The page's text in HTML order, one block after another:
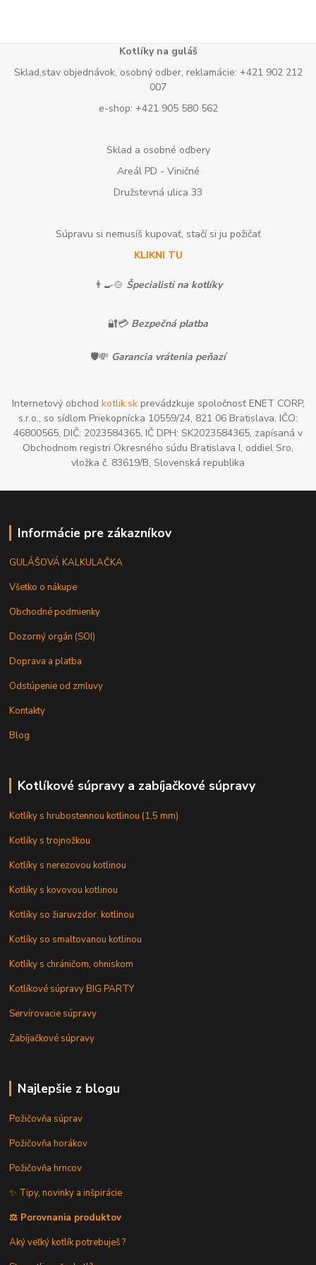
Kotlíky na guláš
Sklad,stav objednávok, osobný odber, reklamácie: +421 902 212
007
e-shop: +421 905 580 562
Sklad a osobné odbery
Areál PD - Viničné
Družstevná ulica 33
Súpravu si nemusíš kupovať, stačí si ju požičať
KLIKNI TU
👨‍🍳🍲 Špecialisti na kotlíky
🔐💳 Bezpečná platba
🛡️💸 Garancia vrátenia peňazí
Internetový obchod kotlik.skprevádzkuje spoločnosť ENET CORP,
s.r.o., so sídlom Priekopnícka 10559/24, 821 06 Bratislava, IČO:
46800565, DIČ: 2023584365, IČ DPH: SK2023584365, zapísaná v
Obchodnom registri Okresného súdu Bratislava I, oddiel Sro,
vložka č. 83619/B, Slovenská republika
Informácie pre zákazníkov
GULÁŠOVÁ KALKULAČKA
Všetko o nákupe
Obchodné podmienky
Dozorný orgán (SOI)
Doprava a platba
Odstúpenie od zmluvy
Kontakty
Blog
Kotlíkové súpravy a zabíjačkové súpravy
Kotlíky s hrubostennou kotlinou (1,5 mm)
Kotlíky s trojnožkou
Kotlíky s nerezovou kotlinou
Kotlíky s kovovou kotlinou
Kotlíky so žiaruvzdor. kotlinou
Kotlíky so smaltovanou kotlinou
Kotlíky s chráničom, ohniskom
Kotlíkové súpravy BIG PARTY
Servírovacie súpravy
Zabíjačkové súpravy
Najlepšie z blogu
Požičovňa súprav
Požičovňa horákov
Požičovňa hrncov
✨ Tipy, novinky a inšpirácie
⚖️ Porovnania produktov
Aký veľký kotlík potrebuješ ?